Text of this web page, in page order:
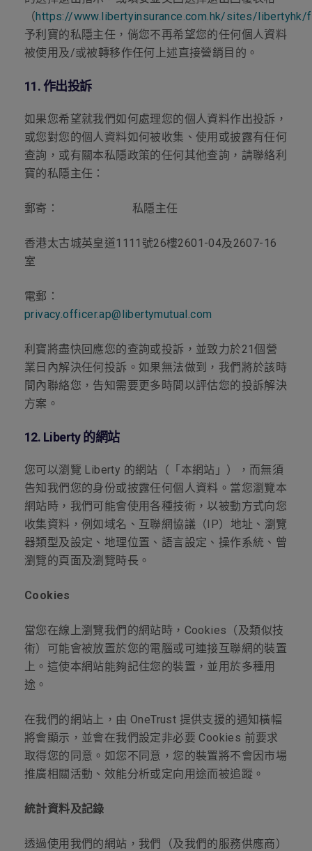
（https://www.libertyinsurance.com.hk/sites/
予利寶的私隱主任，倘您不再希望您的任何個人資料
被使用及/或被轉移作任何上述直接營銷目的。
11.作出投訴
如果您希望就我們如何處理您的個人資料作出投訴，
或您對您的個人資料如何被收集、使用或披露有任何
查詢，或有關本私隱政策的任何其他查詢，請聯絡利
寶的私隱主任：
郵寄： 私隱主任
香港太古城英皇道1111 號26樓2601-04及2607-16
室
電郵：
privacy.officer.ap@libertymutual.com
利寶將盡快回應您的查詢或投訴，並致力於21個營
業日內解決任何投訴。如果無法做到，我們將於該時
間內聯絡您，告知需要更多時間以評估您的投訴解決
方案。
12. Liberty 的網站
您可以瀏覽 Liberty 的網站（「本網站」），而無須
告知我們您的身份或披露任何個人資料。當您瀏覽本
網站時，我們可能會使用各種技術，以被動方式向您
收集資料，例如域名、互聯網協議（IP）地址、瀏覽
器類型及設定、地理位置、語言設定、操作系統、曾
瀏覽的頁面及瀏覽時長。
Cookies
當您在線上瀏覽我們的網站時，Cookies（及類似技
術）可能會被放置於您的電腦或可連接互聯網的裝置
上。這使本網站能夠記住您的裝置，並用於多種用
途。
在我們的網站上，由 OneTrust 提供支援的通知橫幅
將會顯示，並會在我們設定非必要 Cookies 前要求
取得您的同意。如您不同意，您的裝置將不會因市場
推廣相關活動、效能分析或定向用途而被追蹤。
統計資料及記錄
透過使用我們的網站，我們（及我們的服務供應商）